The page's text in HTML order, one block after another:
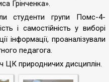
Грінченка».
студенти групи Помс-4-
і самостійність у виборі
інформації, проаналізували
педагога.
ЦК природничих дисциплін.